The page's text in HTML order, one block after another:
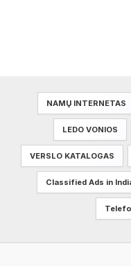
NAMŲ INTERNETAS
LEDO VONIOS
VERSLO KATALOGAS
Classified Ads in